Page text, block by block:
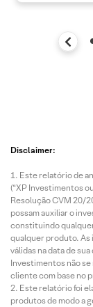
Disclaimer:
Este relatório de
(“XP Investimentos
Resolução CVM 20/
possam auxiliar o
constituindo
qualquer produto.
válidas na data de
Investimentos não
cliente com base no
Este relatório foi
produtos de modo a